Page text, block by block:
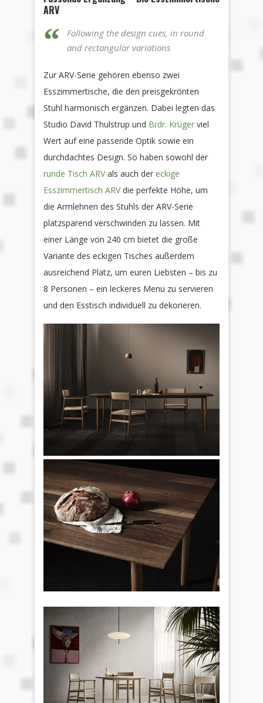
ARV
Following the design cues, in round
and rectangular variations
Zur ARV-Serie gehören ebenso zwei
Esszimmertische, die den preisgekrönten
Stuhl harmonisch ergänzen. Dabei legten das
Studio David Thulstrup und Brdr. Krüger viel
Wert auf eine passende Optik sowie ein
durchdachtes Design. So haben sowohl der
runde Tisch ARVals auch der eckige
Esszimmertisch ARVdie perfekte Höhe, um
die Armlehnen des Stuhls der ARV-Serie
platzsparend verschwinden zu lassen. Mit
einer Länge von 240 cm bietet die große
Variante des eckigen Tisches außerdem
ausreichend Platz, um euren Liebsten – bis zu
8 Personen – ein leckeres Menu zu servieren
und den Esstisch individuell zu dekorieren.